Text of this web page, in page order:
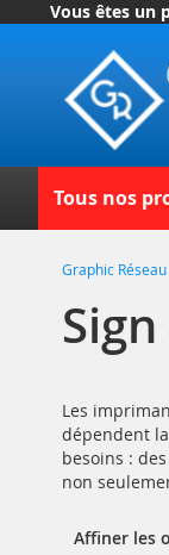
Vous êtes un
Allez
contenu
Tous nos
Graphic Réseau
Les
dépendent
besoins :
non
Affiner les